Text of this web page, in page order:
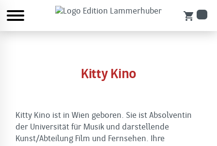
shopping_cart
Kitty Kino
Kitty Kino ist in Wien geboren. Sie ist Absolventin
der Universität für Musik und darstellende
Kunst/Abteilung Film und Fernsehen. Ihre